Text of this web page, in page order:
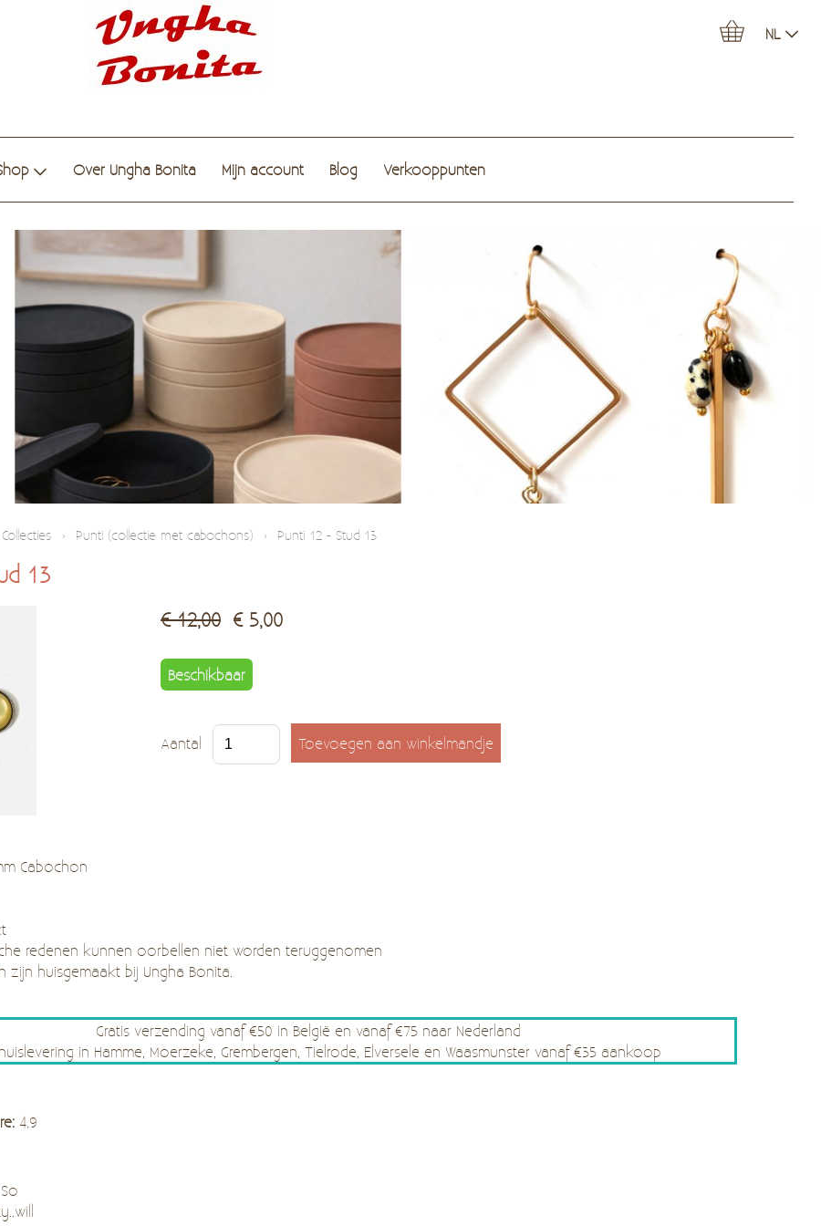
NL
Over Ungha Bonita Mijn account Blog Verkooppunten
Collecties › Punti (collectie met cabochons) › Punti 12 - Stud 13
13
€ 12,00 € 5,00
Beschikbaar
Aantal
Cabochon
redenen kunnen oorbellen niet worden teruggenomen
zijn huisgemaakt bij Ungha Bonita.
Gratis verzending vanaf €50 in België en vanaf €75 naar Nederland
in Hamme, Moerzeke, Grembergen, Tielrode, Elversele en Waasmunster vanaf €35 aankoop
4.9